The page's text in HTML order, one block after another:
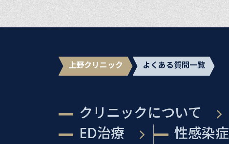
上野クリニック よくある質問一覧
クリニックについて
ED治療
性感染症